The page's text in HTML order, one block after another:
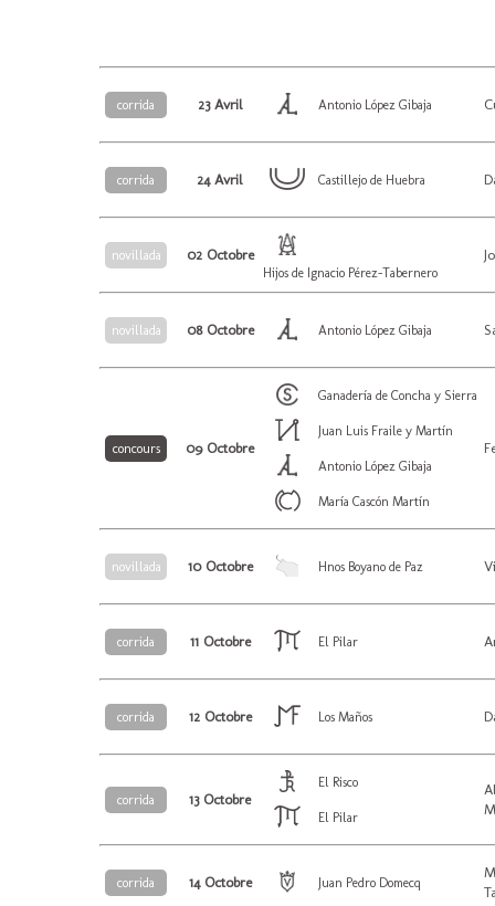
corrida 23 Avril Antonio López Gibaja
corrida 24 Avril Castillejo de Huebra
novillada 02 Octobre
Hijos de Ignacio Pérez-Tabernero
novillada 08 Octobre Antonio López Gibaja
concours 09 Octobre
Ganadería de Concha y Sierra
Juan Luis Fraile y Martín
Antonio López Gibaja
María Cascón Martín
novillada 10 Octobre Hnos Boyano de Paz
corrida 11 Octobre El Pilar
corrida 12 Octobre Los Maños
corrida 13 Octobre
El Risco
El Pilar
corrida 14 Octobre Juan Pedro Domecq